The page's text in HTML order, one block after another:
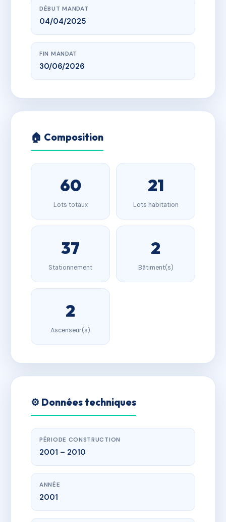
DÉBUT MANDAT
04/04/2025
FIN MANDAT
30/06/2026
🏠 Composition
60
Lots totaux
21
Lots habitation
37
Stationnement
2
Bâtiment(s)
2
Ascenseur(s)
⚙️ Données techniques
PÉRIODE CONSTRUCTION
2001 – 2010
ANNÉE
2001